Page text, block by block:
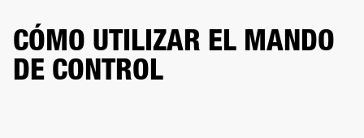
CÓMO UTILIZAR EL MANDO
DE CONTROL